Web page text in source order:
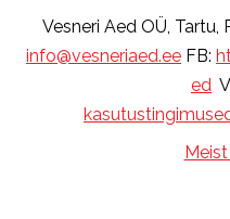
Vesneri Aed OÜ, Tartu,
info@vesneriaed.ee FB:
ed